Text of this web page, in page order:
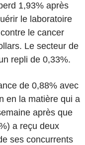
1,93% après
le laboratoire
le cancer
Le secteur de
repli de 0,33%.
de 0,88% avec
en la matière qui a
après que
a reçu deux
ses concurrents